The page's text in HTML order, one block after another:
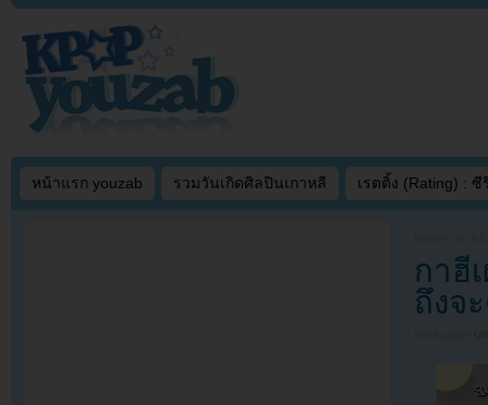
หน้าแรก youzab รวมวันเกิดศิลปินเกาหลี เรตติ้ง (Rating) : ซี
กาฮี
ถึงจ